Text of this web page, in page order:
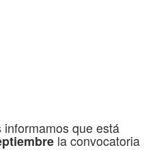
que está
la convocatoria